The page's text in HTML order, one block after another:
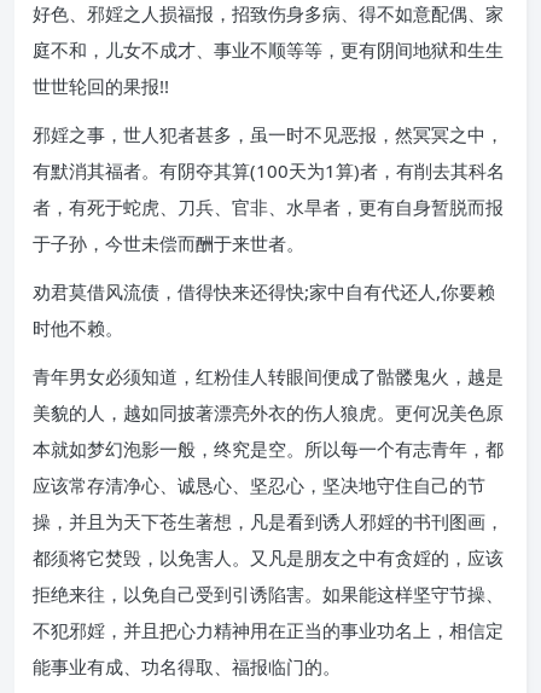
好色、邪婬之人损福报，招致伤身多病、得不如意配偶、家
庭不和，儿女不成才、事业不顺等等，更有阴间地狱和生生
世世轮回的果报!!
邪婬之事，世人犯者甚多，虽一时不见恶报，然冥冥之中，
有默消其福者。有阴夺其算(100天为1算)者，有削去其科名
者，有死于蛇虎、刀兵、官非、水旱者，更有自身暂脱而报
于子孙，今世未偿而酬于来世者。
劝君莫借风流债，借得快来还得快;家中自有代还人,你要赖
时他不赖。
青年男女必须知道，红粉佳人转眼间便成了骷髅鬼火，越是
美貌的人，越如同披著漂亮外衣的伤人狼虎。更何况美色原
本就如梦幻泡影一般，终究是空。所以每一个有志青年，都
应该常存清净心、诚恳心、坚忍心，坚决地守住自己的节
操，并且为天下苍生著想，凡是看到诱人邪婬的书刊图画，
都须将它焚毁，以免害人。又凡是朋友之中有贪婬的，应该
拒绝来往，以免自己受到引诱陷害。如果能这样坚守节操、
不犯邪婬，并且把心力精神用在正当的事业功名上，相信定
能事业有成、功名得取、福报临门的。